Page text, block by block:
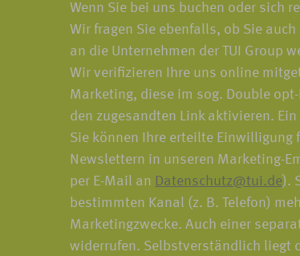
Wenn Sie bei uns buchen oder sich
Wir fragen Sie ebenfalls, ob Sie
an die Unternehmen der TUI Group
Wir verifizieren Ihre uns online
Marketing, diese im sog. Double
den zugesandten Link aktivieren.
Sie können Ihre erteilte Einwilligung
Newslettern in unseren Marketing-
per E-Mail an Datenschutz@tui.de).
bestimmten Kanal (z. B. Telefon)
Marketingzwecke. Auch einer
widerrufen. Selbstverständlich liegt